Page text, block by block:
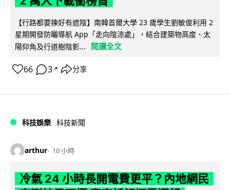
【行路都要揀好有遮陰】南韓首爾大學 23 歲學生劉敏俊利用 2
星期開發防曬導航 App「走向陰涼處」，結合建築物高度、太
陽仰角及行道樹陰影...
閱讀全文
66 3 ↗ 分享
科技娛樂 科技新聞
arthur 10 小時
冷氣 24 小時長開電費更平？內地網民